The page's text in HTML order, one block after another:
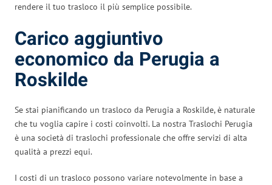
rendere il tuo trasloco il più semplice possibile.
Carico aggiuntivo
economico da Perugia a
Roskilde
Se stai pianificando un trasloco da Perugia a Roskilde, è naturale
che tu voglia capire i costi coinvolti. La nostra Traslochi Perugia
è una società di traslochi professionale che offre servizi di alta
qualità a prezzi equi.
I costi di un trasloco possono variare notevolmente in base a